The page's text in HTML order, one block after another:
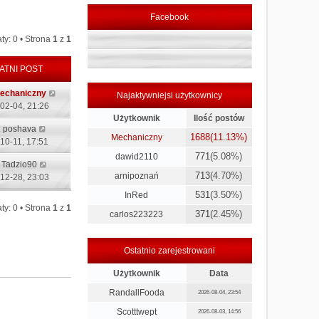
0 • Strona 1z 1
POST
04, 21:26
poshava
11, 17:51
Tadzio90
28, 23:03
0 • Strona 1z 1
Facebook
Najaktywniejsi użytkownicy
Użytkownik
Ilość postów
Mechaniczny
1688(11.13%)
dawid2110 771(5.08%)
arnipoznań 713(4.70%)
InRed 531(3.50%)
carlos223223 371(2.45%)
Ostatnio zarejestrowani
Użytkownik
Data
RandallFooda
2026-08-04, 23:54
Scotttwept 2026-08-03, 14:56